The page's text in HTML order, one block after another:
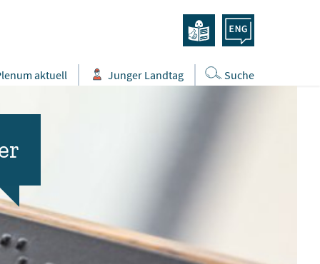
aktuell Junger Landtag Suche